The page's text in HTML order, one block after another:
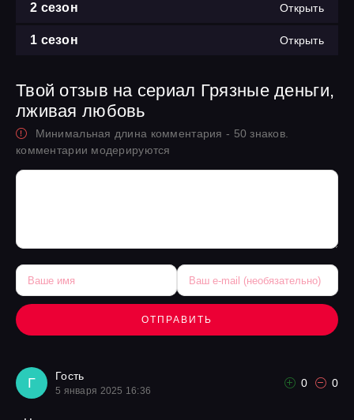
2 сезон Открыть
1 сезон Открыть
Твой отзыв на сериал Грязные деньги,
лживая любовь
Минимальная длина комментария - 50 знаков.
комментарии модерируются
ОТПРАВИТЬ
Г Гость
5 января 2025 16:36
0 0